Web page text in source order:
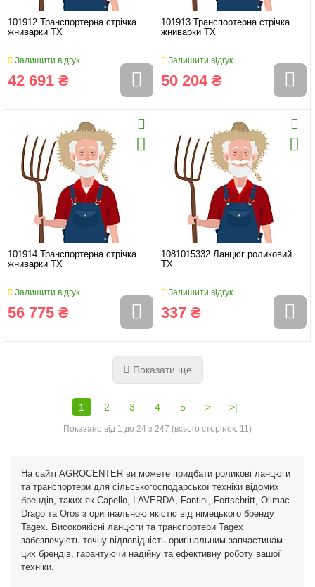
101912 Транспортерна стрічка
жниварки TX
Залишити відгук
42 691 ₴
101913 Транспортерна стрічка
жниварки TX
Залишити відгук
50 204 ₴
101914 Транспортерна стрічка
жниварки TX
Залишити відгук
56 775 ₴
1081015332 Ланцюг роликовий
TX
Залишити відгук
337 ₴
Показати ще
1 2 3 4 5 > >|
Показано від 1 до 24 з 247 (всього сторінок: 11)
На сайті AGROCENTER ви можете придбати роликові ланцюги
та транспортери для сільськогосподарської техніки відомих
брендів, таких як Capello, LAVERDA, Fantini, Fortschritt, Olimac
Drago та Oros з оригінальною якістю від німецького бренду
Tagex. Високоякісні ланцюги та транспортери Tagex
забезпечують точну відповідність оригінальним запчастинам
цих брендів, гарантуючи надійну та ефективну роботу вашої
техніки.